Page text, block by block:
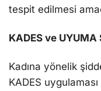
tespit edilmesi
KADES ve
Kadına yönelik
KADES